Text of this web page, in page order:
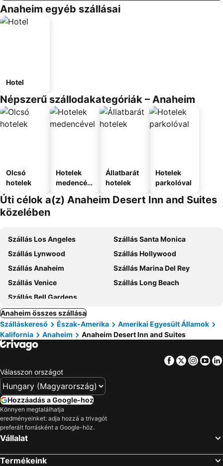
Anaheim egyéb szállásai
Hotel
Népszerű szállodakategóriák – Anaheim
Olcsó
hotelek
Hotelek
medencév
Állatbarát
hotelek
Hotelek
parkolóval
Úti célok a(z) Anaheim Desert Inn and Suites
közelében
Szállás Los Angeles
Szállás Santa Monica
Szállás Lynwood
Szállás Hollywood
Szállás Anaheim
Szállás Marina Del Rey
Szállás Venice
Szállás Long Beach
Szállás Bell Gardens
Anaheim összes szállása
Szálláskereső
Észak-Amerika
Amerikai Egyesült Államok
Kalifornia
Anaheim Anaheim Desert Inn and Suites
Facebook
Twitter
Válasszon országot
Hozzáadás a Google-hoz
Könnyen megtalálhatja
eredményeinket: adja hozzá a trivagót
preferált forrásként a Google-höz.
Vállalat
Termékeink